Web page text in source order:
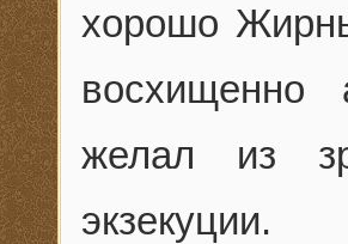
хорошо
восхищенно
желал из
экзекуции.